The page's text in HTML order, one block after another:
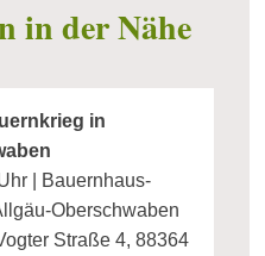
in der Nähe
in
| Bauernhaus-
Oberschwaben
Straße 4, 88364